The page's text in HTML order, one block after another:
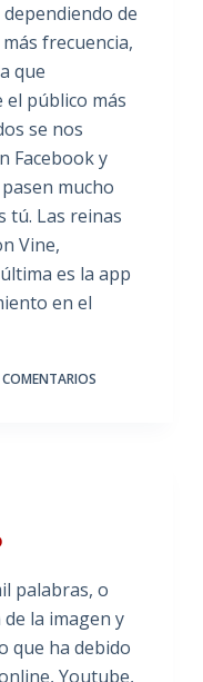
de
frecuencia,
que
el público más
se nos
Facebook y
mucho
tú. Las reinas
Vine,
es la app
en el
palabras, o
la imagen y
que ha debido
Youtube,